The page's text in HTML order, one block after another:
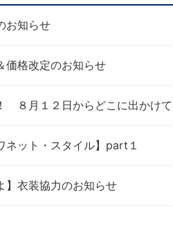
お知らせ
価格改定のお知らせ
８月１２日からどこに出かけ
ネット・スタイル】part１
】衣装協力のお知らせ